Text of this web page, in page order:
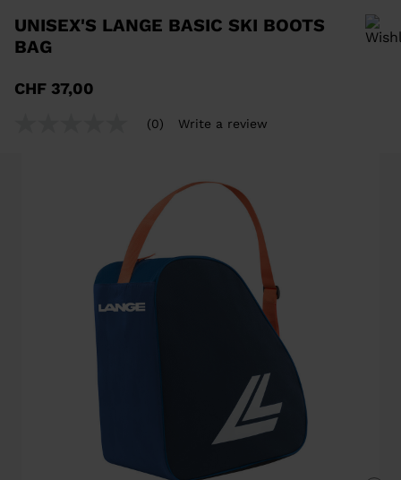
UNISEX'S LANGE BASIC SKI BOOTS
BAG
CHF 37,00
(0) Write a review